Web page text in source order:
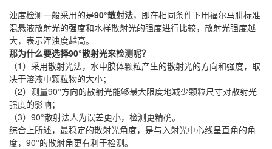
浊度检测一般采用的是90°散射法，即在相同条件下用福尔马肼标准
混悬液散射光的强度和水样散射光的强度进行比较，散射光强度越
大，表示浑浊度越高。
那为什么要选择90°散射光来检测呢？
（1）采用散射光法，水中胶体颗粒产生的散射光的方向和强度，取
决于溶液中颗粒物的大小；
（2）测量90°方向的散射光能够最大限度地减少颗粒尺寸对散射光
强度的影响；
（3）90°散射法人为误差更小，检测更精确。
综合上所述，最稳定的散射光角度，是与入射光中心线呈直角的角
度，90°的散射角更有利于检测。